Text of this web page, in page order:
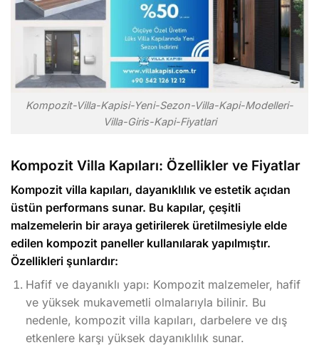
Kompozit-Villa-Kapisi-Yeni-Sezon-Villa-Kapi-Modelleri-
Villa-Giris-Kapi-Fiyatlari
Kompozit Villa Kapıları: Özellikler ve Fiyatlar
Kompozit villa kapıları, dayanıklılık ve estetik açıdan
üstün performans sunar. Bu kapılar, çeşitli
malzemelerin bir araya getirilerek üretilmesiyle elde
edilen kompozit paneller kullanılarak yapılmıştır.
Özellikleri şunlardır:
Hafif ve dayanıklı yapı: Kompozit malzemeler, hafif
ve yüksek mukavemetli olmalarıyla bilinir. Bu
nedenle, kompozit villa kapıları, darbelere ve dış
etkenlere karşı yüksek dayanıklılık sunar.